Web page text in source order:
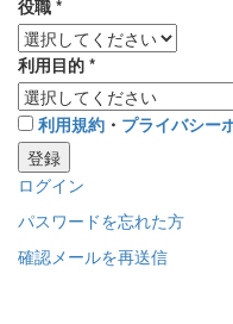
役職 *
利用目的 *
利用規約 ・ プライバシー
登録
ログイン
パスワードを忘れた方
確認メールを再送信